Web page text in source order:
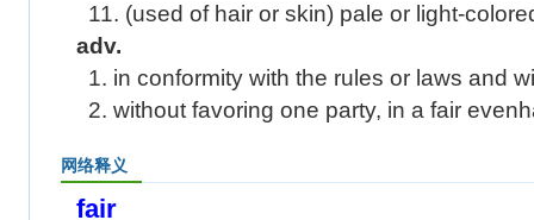
11. (used of hair or skin) pale or light-
adv.
1. in conformity with the rules or laws and
2. without favoring one party, in a fair
网络释义
fair